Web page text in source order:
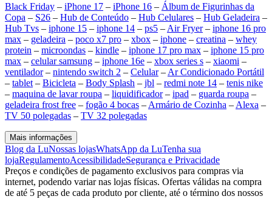
Black Friday – iPhone 17 – iPhone 16 – Álbum de Figurinhas da
Copa – S26 – Hub de Conteúdo – Hub Celulares – Hub Geladeira –
Hub Tvs – iphone 15 – iphone 14 – ps5 – Air Fryer– iphone 16 pro
max – geladeira – poco x7 pro – xbox – iphone – creatina – whey
protein – microondas – kindle – iphone 17 pro max – iphone 15 pro
max – celular samsung – iphone 16e – xbox series s – xiaomi –
ventilador– nintendo switch 2 – Celular– Ar Condicionado Portátil
– tablet – Bicicleta – Body Splash – jbl – redmi note 14 – tenis nike
– maquina de lavar roupa – liquidificador– ipad – guarda roupa –
geladeira frost free – fogão 4 bocas – Armário de Cozinha – Alexa –
TV 50 polegadas – TV 32 polegadas
Mais informações
Blog da LuNossas lojasWhatsApp da LuTenha sua
lojaRegulamentoAcessibilidadeSegurança e Privacidade
Preços e condições de pagamento exclusivos para compras via
internet, podendo variar nas lojas físicas. Ofertas válidas na compra
de até 5 peças de cada produto por cliente, até o término dos nossos